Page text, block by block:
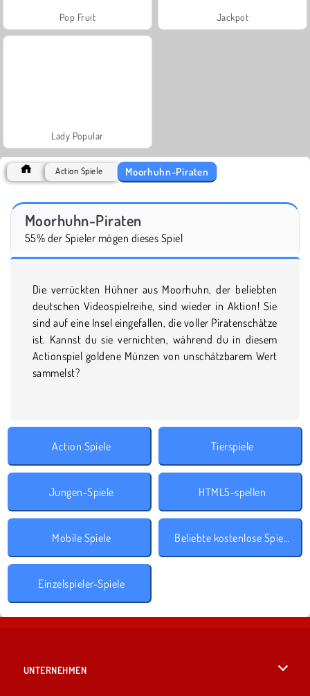
Pop Fruit Jackpot
Lady Popular
Action Spiele Moorhuhn-Piraten
Moorhuhn-Piraten
55% der Spieler mögen dieses Spiel
Die verrückten Hühner aus Moorhuhn, der beliebten
deutschen Videospielreihe, sind wieder in Aktion! Sie
sind auf eine Insel eingefallen, die voller Piratenschätze
ist. Kannst du sie vernichten, während du in diesem
Actionspiel goldene Münzen von unschätzbarem Wert
sammelst?
Action Spiele Tierspiele
Jungen-Spiele HTML5-spellen
Mobile Spiele Beliebte kostenlose Spiele
Einzelspieler-Spiele
UNTERNEHMEN